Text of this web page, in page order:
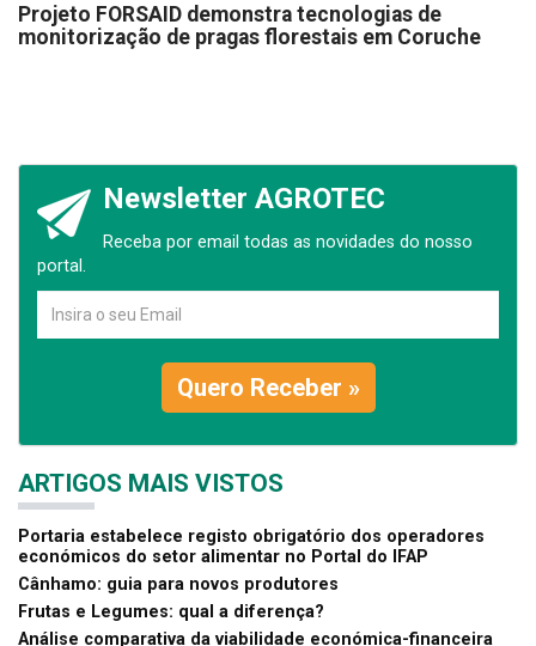
Projeto FORSAID demonstra tecnologias de
monitorização de pragas florestais em Coruche
Newsletter AGROTEC
Receba por email todas as novidades do nosso
portal.
Quero Receber »
ARTIGOS MAIS VISTOS
Portaria estabelece registo obrigatório dos operadores
económicos do setor alimentar no Portal do IFAP
Cânhamo: guia para novos produtores
Frutas e Legumes: qual a diferença?
Análise comparativa da viabilidade económica-financeira